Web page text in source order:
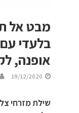
מבט אל
בלעדי
אופנה,
19/12/2020
שילת מזרחי